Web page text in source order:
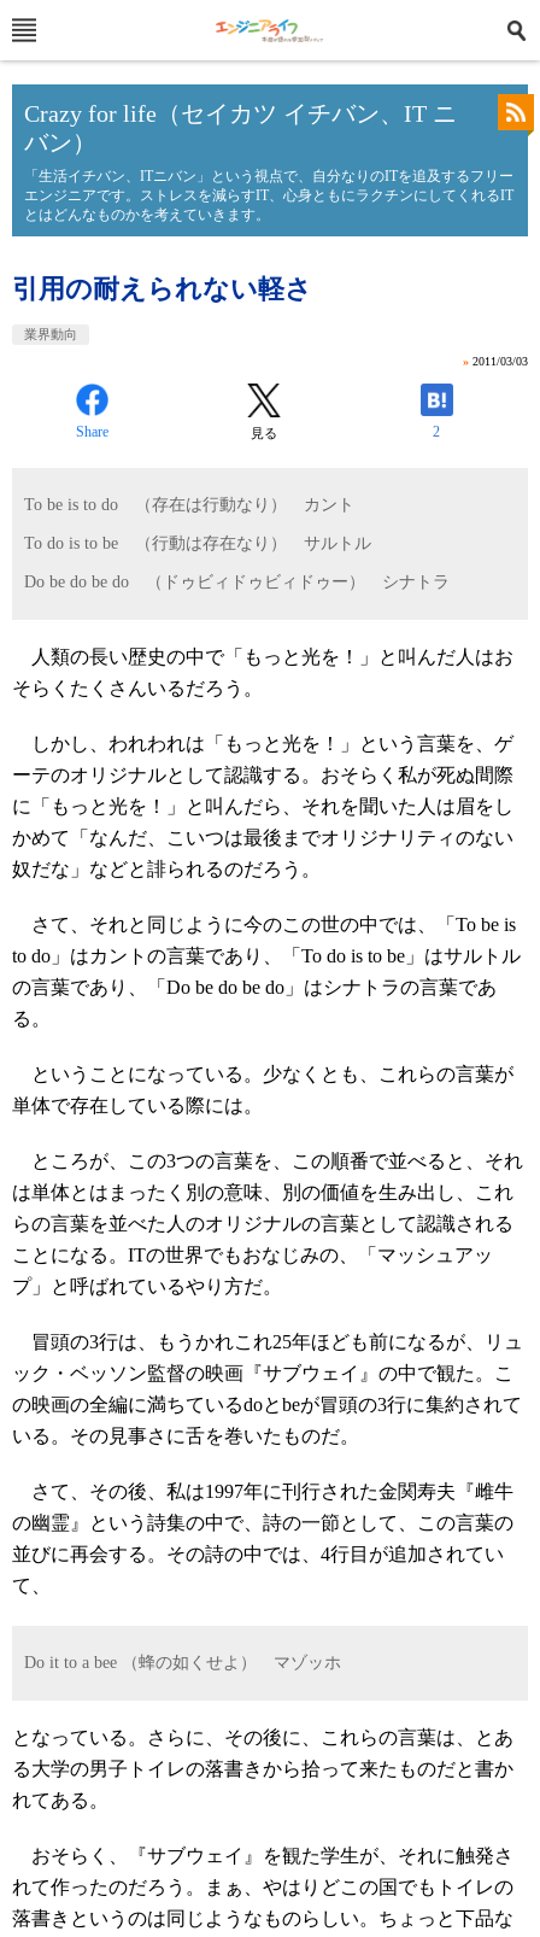
Crazy for life（セイカツ イチバン、IT ニ
バン）
「生活イチバン、ITニバン」という視点で、自分なりのITを追及するフリー
エンジニアです。ストレスを減らすIT、心身ともにラクチンにしてくれるIT
とはどんなものかを考えていきます。
引用の耐えられない軽さ
業界動向
» 2011/03/03
Share 見る 2
To be is to do （存在は行動なり） カント
To do is to be （行動は存在なり） サルトル
Do be do be do （ドゥビィドゥビィドゥー） シナトラ
人類の長い歴史の中で「もっと光を！」と叫んだ人はお
そらくたくさんいるだろう。
しかし、われわれは「もっと光を！」という言葉を、ゲ
ーテのオリジナルとして認識する。おそらく私が死ぬ間際
に「もっと光を！」と叫んだら、それを聞いた人は眉をし
かめて「なんだ、こいつは最後までオリジナリティのない
奴だな」などと誹られるのだろう。
さて、それと同じように今のこの世の中では、「To be is
to do」はカントの言葉であり、「To do is to be」はサルトル
の言葉であり、「Do be do be do」はシナトラの言葉であ
る。
ということになっている。少なくとも、これらの言葉が
単体で存在している際には。
ところが、この3つの言葉を、この順番で並べると、それ
は単体とはまったく別の意味、別の価値を生み出し、これ
らの言葉を並べた人のオリジナルの言葉として認識される
ことになる。ITの世界でもおなじみの、「マッシュアッ
プ」と呼ばれているやり方だ。
冒頭の3行は、もうかれこれ25年ほども前になるが、リュ
ック・ベッソン監督の映画『サブウェイ』の中で観た。こ
の映画の全編に満ちているdoとbeが冒頭の3行に集約されて
いる。その見事さに舌を巻いたものだ。
さて、その後、私は1997年に刊行された金関寿夫『雌牛
の幽霊』という詩集の中で、詩の一節として、この言葉の
並びに再会する。その詩の中では、4行目が追加されてい
て、
Do it to a bee （蜂の如くせよ） マゾッホ
となっている。さらに、その後に、これらの言葉は、とあ
る大学の男子トイレの落書きから拾って来たものだと書か
れてある。
おそらく、『サブウェイ』を観た学生が、それに触発さ
れて作ったのだろう。まぁ、やはりどこの国でもトイレの
落書きというのは同じようなものらしい。ちょっと下品な